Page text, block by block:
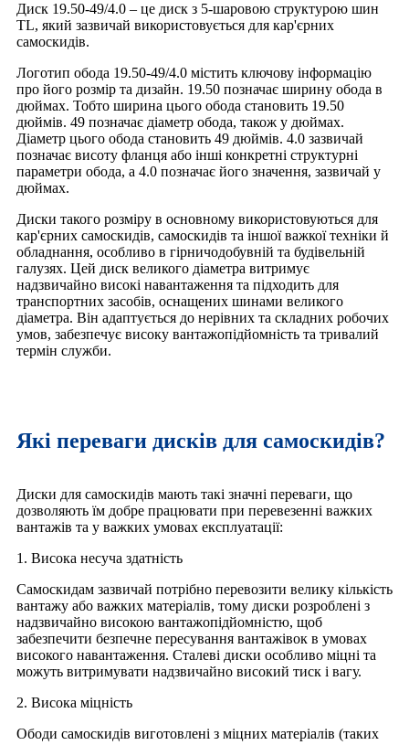
Диск 19.50-49/4.0 – це диск з 5-шаровою структурою шин
TL, який зазвичай використовується для кар'єрних
самоскидів.
Логотип обода 19.50-49/4.0 містить ключову інформацію
про його розмір та дизайн. 19.50 позначає ширину обода в
дюймах. Тобто ширина цього обода становить 19.50
дюймів. 49 позначає діаметр обода, також у дюймах.
Діаметр цього обода становить 49 дюймів. 4.0 зазвичай
позначає висоту фланця або інші конкретні структурні
параметри обода, а 4.0 позначає його значення, зазвичай у
дюймах.
Диски такого розміру в основному використовуються для
кар'єрних самоскидів, самоскидів та іншої важкої техніки й
обладнання, особливо в гірничодобувній та будівельній
галузях. Цей диск великого діаметра витримує
надзвичайно високі навантаження та підходить для
транспортних засобів, оснащених шинами великого
діаметра. Він адаптується до нерівних та складних робочих
умов, забезпечує високу вантажопідйомність та тривалий
термін служби.
Які переваги дисків для самоскидів?
Диски для самоскидів мають такі значні переваги, що
дозволяють їм добре працювати при перевезенні важких
вантажів та у важких умовах експлуатації:
1. Висока несуча здатність
Самоскидам зазвичай потрібно перевозити велику кількість
вантажу або важких матеріалів, тому диски розроблені з
надзвичайно високою вантажопідйомністю, щоб
забезпечити безпечне пересування вантажівок в умовах
високого навантаження. Сталеві диски особливо міцні та
можуть витримувати надзвичайно високий тиск і вагу.
2. Висока міцність
Ободи самоскидів виготовлені з міцних матеріалів (таких